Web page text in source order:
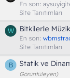
En son:
Site Tanıtımları
W Bitkilerle
En son:
Site Tanıtımları
B Statik ve
Görüntüleyen)